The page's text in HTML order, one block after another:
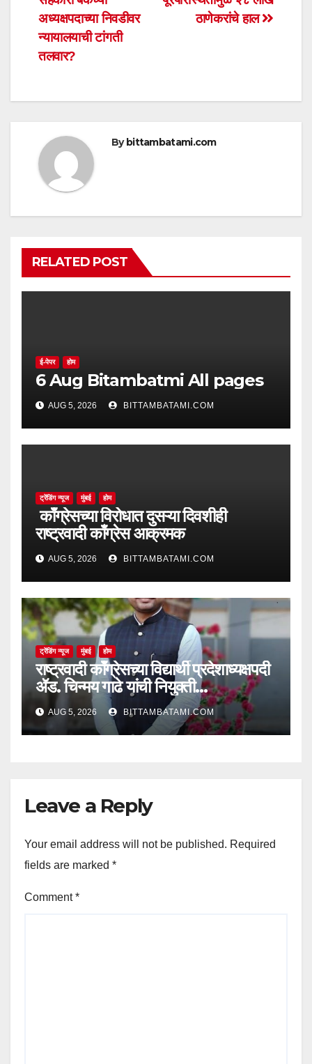
p
p
o
o
navigation
ठाणेकरांचे हाल
अध्यक्षपदाच्या निवडीवर
न्यायालयाची टांगती
तलवार?
By bittambatami.com
RELATED POST
ई-पेपर होम
6 Aug Bitambatmi All pages
AUG 5, 2026 BITTAMBATAMI.COM
ट्रेंडिंग न्यूज मुंबई होम
काँग्रेसच्या विरोधात दुसऱ्या दिवशीही
राष्ट्रवादी काँग्रेस आक्रमक
AUG 5, 2026 BITTAMBATAMI.COM
ट्रेंडिंग न्यूज मुंबई होम
राष्ट्रवादी काँग्रेसच्या विद्यार्थी प्रदेशाध्यक्षपदी
ॲड. चिन्मय गाढे यांची नियुक्ती…
AUG 5, 2026 BITTAMBATAMI.COM
Leave a Reply
Your email address will not be published. Required
fields are marked *
Comment*